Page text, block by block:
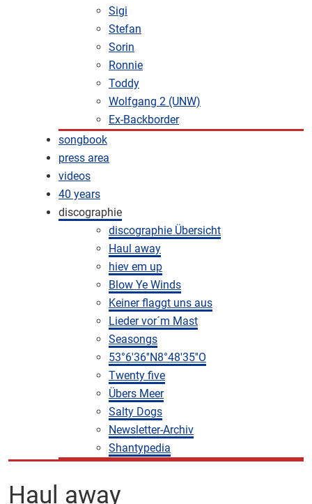
Sigi
Stefan
Sorin
Ronnie
Toddy
Wolfgang 2 (UNW)
Ex-Backborder
songbook
press area
videos
40 years
discographie
discographie Übersicht
Haul away
hiev em up
Blow Ye Winds
Keiner flaggt uns aus
Lieder vor´m Mast
Seasongs
53°6'36''N8°48'35''O
Twenty five
Übers Meer
Salty Dogs
Newsletter-Archiv
Shantypedia
Haul away